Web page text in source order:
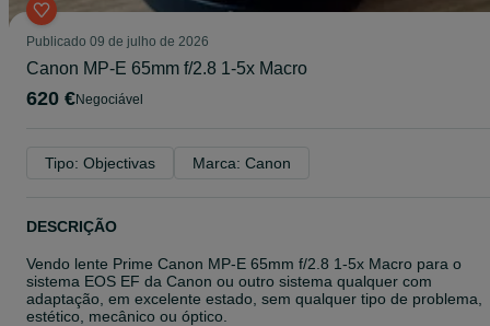
Publicado 09 de julho de 2026
Canon MP-E 65mm f/2.8 1-5x Macro
620 € Negociável
Tipo: Objectivas Marca: Canon
DESCRIÇÃO
Vendo lente Prime Canon MP-E 65mm f/2.8 1-5x Macro para o
sistema EOS EF da Canon ou outro sistema qualquer com
adaptação, em excelente estado, sem qualquer tipo de problema,
estético, mecânico ou óptico.